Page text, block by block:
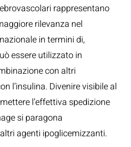
rappresentano
rilevanza nel
in termini di,
essere utilizzato in
con altri
l’insulina. Divenire visibile al
l’effettiva spedizione
si paragona
agenti ipoglicemizzanti.